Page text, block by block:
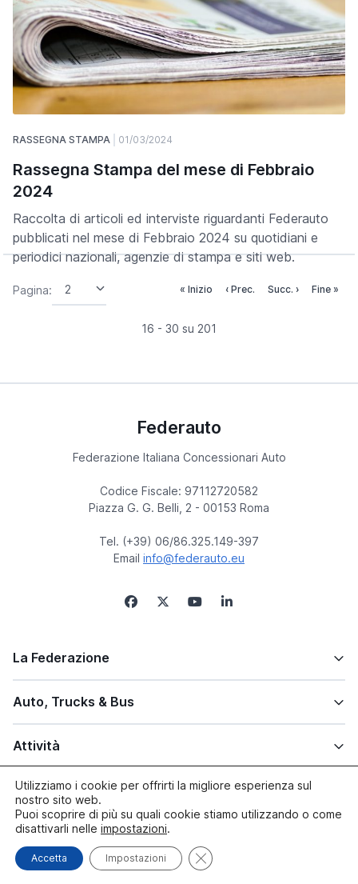
RASSEGNA STAMPA 01/03/2024
Rassegna Stampa del mese di Febbraio
2024
Raccolta di articoli ed interviste riguardanti Federauto
pubblicati nel mese di Febbraio 2024 su quotidiani e
periodici nazionali, agenzie di stampa e siti web.
Pagina:
16 - 30 su 201
« Inizio ‹ Prec. Succ. › Fine »
Federauto
Federazione Italiana Concessionari Auto
Codice Fiscale: 97112720582
Piazza G. G. Belli, 2 - 00153 Roma
Tel. (+39) 06/86.325.149-397
Email info@federauto.eu
La Federazione
Auto, Trucks & Bus
Attività
Altre info
© copyright 2005/2026 Federauto | Site by
Utilizziamo i cookie per offrirti la migliore esperienza sul
nostro sito web.
Puoi scoprire di più su quali cookie stiamo utilizzando o come
disattivarli nelle impostazioni.
Accetta Impostazioni Close GDPR Cookie Banner